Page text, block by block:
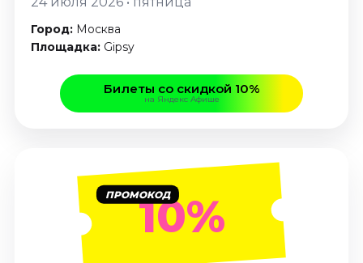
Январь 2027
Стендап
Сентябрь 2026
Октябрь 2026
Выставки
Август 2026
Сентябрь 2026
Октябрь 2026
Город: Москва
Площадка: Gipsy
Билеты со скидкой 10%
на Яндекс Афише
ПРОМОКОД10%